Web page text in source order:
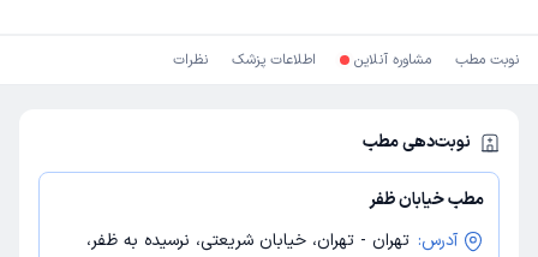
نوبت مطب مشاوره آنلاین اطلاعات پزشک نظرات
نوبت‌دهی مطب
مطب خیابان ظفر
آدرس: تهران - تهران، خیابان شریعتی، نرسیده به ظفر،